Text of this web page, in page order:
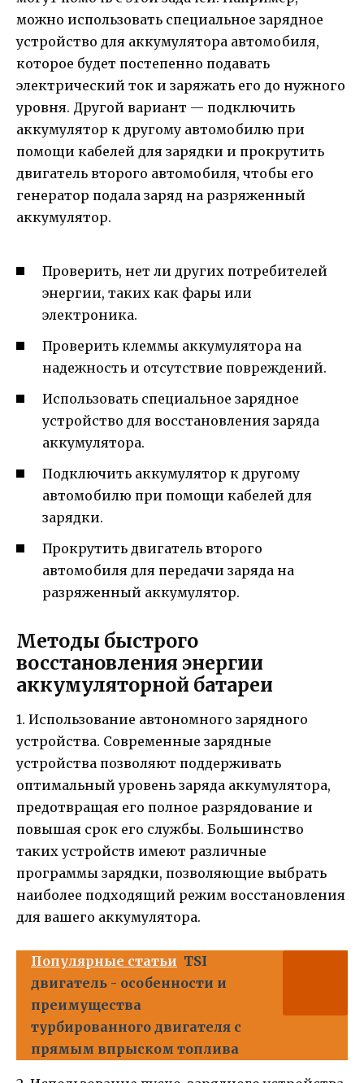
можно использовать специальное зарядное
устройство для аккумулятора автомобиля,
которое будет постепенно подавать
электрический ток и заряжать его до нужного
уровня. Другой вариант — подключить
аккумулятор к другому автомобилю при
помощи кабелей для зарядки и прокрутить
двигатель второго автомобиля, чтобы его
генератор подала заряд на разряженный
аккумулятор.
Проверить, нет ли других потребителей
энергии, таких как фары или
электроника.
Проверить клеммы аккумулятора на
надежность и отсутствие повреждений.
Использовать специальное зарядное
устройство для восстановления заряда
аккумулятора.
Подключить аккумулятор к другому
автомобилю при помощи кабелей для
зарядки.
Прокрутить двигатель второго
автомобиля для передачи заряда на
разряженный аккумулятор.
Методы быстрого
восстановления энергии
аккумуляторной батареи
1. Использование автономного зарядного
устройства. Современные зарядные
устройства позволяют поддерживать
оптимальный уровень заряда аккумулятора,
предотвращая его полное разрядование и
повышая срок его службы. Большинство
таких устройств имеют различные
программы зарядки, позволяющие выбрать
наиболее подходящий режим восстановления
для вашего аккумулятора.
Популярные статьи TSI
двигатель - особенности и
преимущества
турбированного двигателя с
прямым впрыском топлива